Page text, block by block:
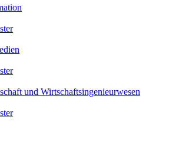
und Wirtschaftsingenieurwesen